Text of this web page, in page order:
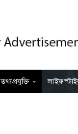
তথ্যপ্রযুক্তি